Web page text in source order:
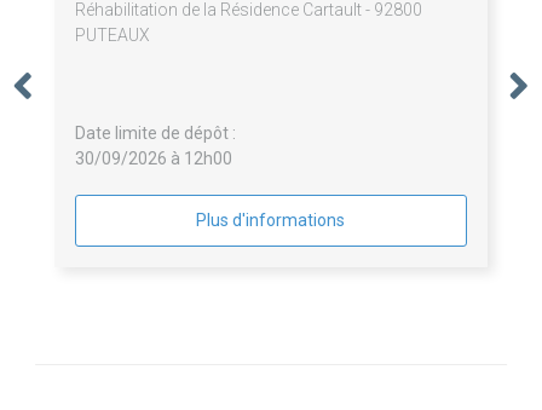
Réhabilitation de la Résidence Cartault - 92800
PUTEAUX
Date limite de dépôt :
30/09/2026 à 12h00
Plus d'informations